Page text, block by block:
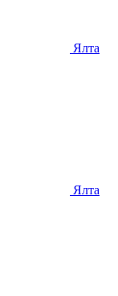
Ялта
Ялта